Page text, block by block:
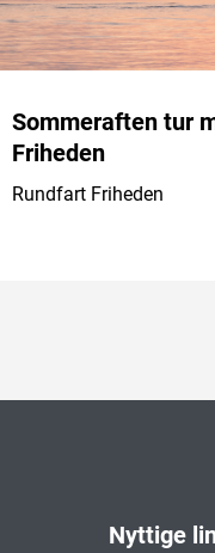
Sommeraften tur
Friheden
Rundfart Friheden
Nyttige